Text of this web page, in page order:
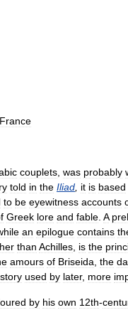
France
couplets was probably
told in the Iliad it is based
to be eyewitness accounts
Greek lore and fable A
an epilogue contains
than Achilles is the
amours of Briseida the
story used by later, more
by his own 12th-